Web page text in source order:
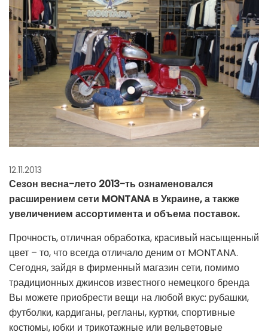
12.11.2013
Сезон весна-лето 2013-ть ознаменовался
расширением сети MONTANA в Украине, а также
увеличением ассортимента и объема поставок.
Прочность, отличная обработка, красивый насыщенный
цвет – то, что всегда отличало деним от MONTANA.
Сегодня, зайдя в фирменный магазин сети, помимо
традиционных джинсов известного немецкого бренда
Вы можете приобрести вещи на любой вкус: рубашки,
футболки, кардиганы, регланы, куртки, спортивные
костюмы, юбки и трикотажные или вельветовые